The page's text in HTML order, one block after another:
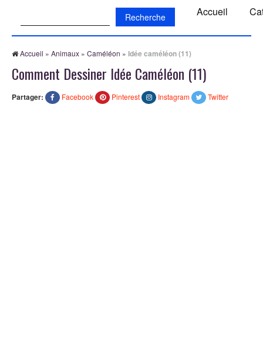
Accueil
Accueil » Animaux » Caméléon » Idée caméléon (11)
Comment Dessiner Idée Caméléon (11)
Partager: Facebook Pinterest Instagram Twitter